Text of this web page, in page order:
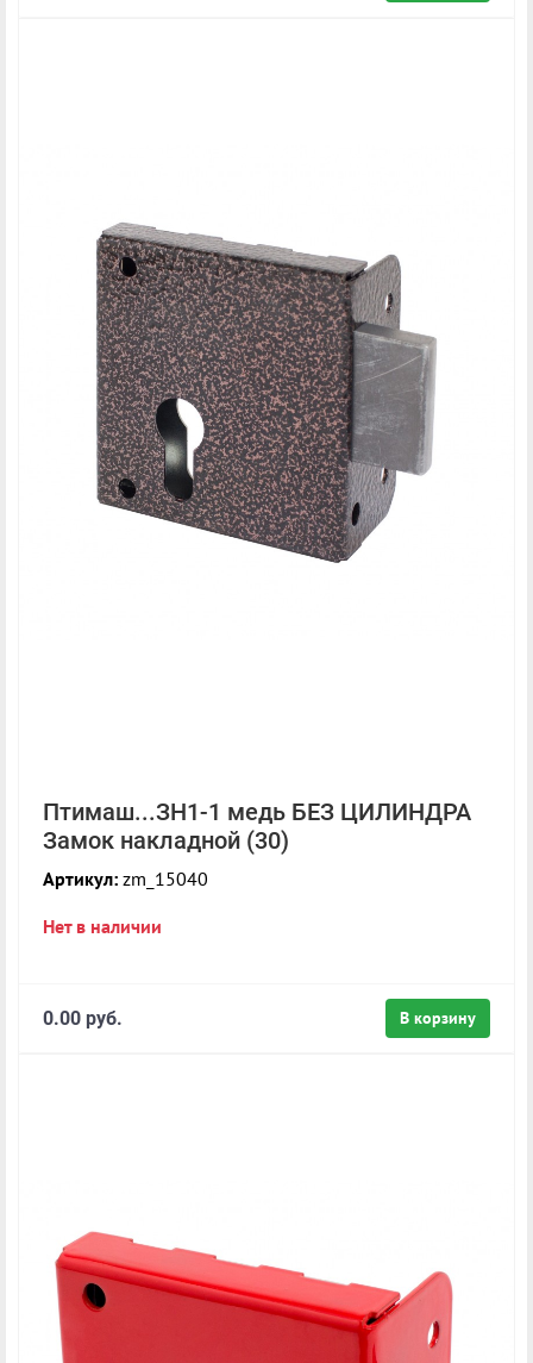
Птимаш...ЗН1-1 медь БЕЗ ЦИЛИНДРА
Замок накладной (30)
Артикул: zm_15040
Нет в наличии
В корзину
0.00 руб.